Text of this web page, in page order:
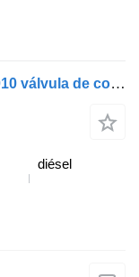
WABCO FL10 (01.85-12.98) 4729000010 válvula de control de freno para Volvo FL, FL6, FL7, FL10, FL12, FS718 (1985-2005) cabeza tractora
diésel